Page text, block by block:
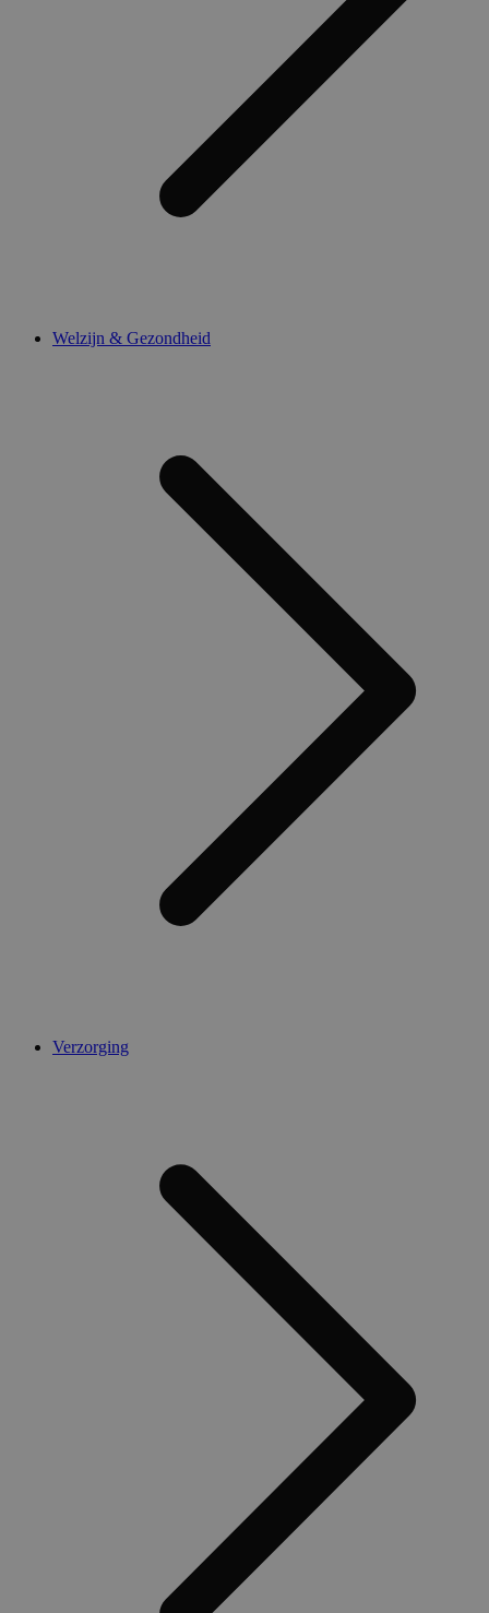
Welzijn & Gezondheid
Verzorging